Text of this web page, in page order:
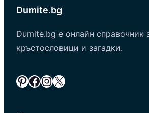
Dumite.bg
Dumite.bg е онлайн справочник
кръстословици и загадки.
Pinterest Facebook InstagramX